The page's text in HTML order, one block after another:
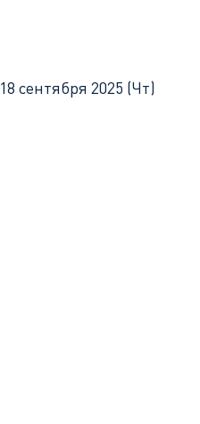
18 сентября 2025 (Чт)